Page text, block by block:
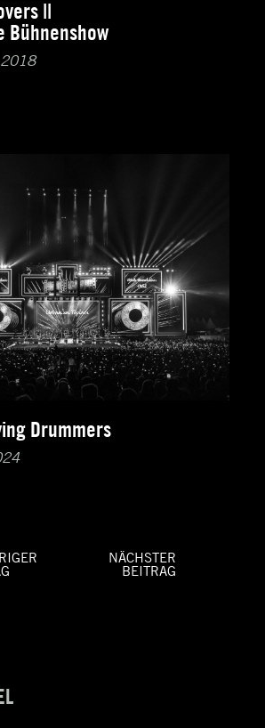
||
Bühnenshow
Drummers
NÄCHSTER
BEITRAG